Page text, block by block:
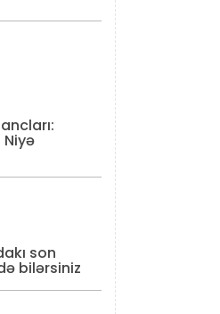
son
bilərsiniz